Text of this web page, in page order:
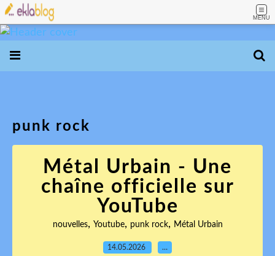
MENU
punk rock
Métal Urbain - Une
chaîne officielle sur
YouTube
nouvelles, Youtube, punk rock, Métal Urbain
14.05.2026 …